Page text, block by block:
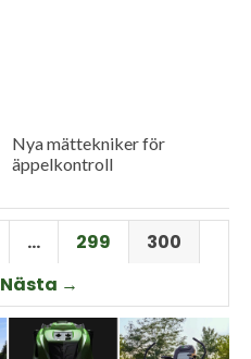
Nya mättekniker för
äppelkontroll
… 299
300
Nästa →